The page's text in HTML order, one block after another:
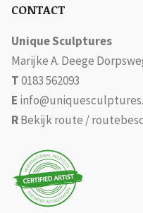
CONTACT
Unique Sculptures
Marijke A. Deege
T0183 562093
E
RBekijk route /